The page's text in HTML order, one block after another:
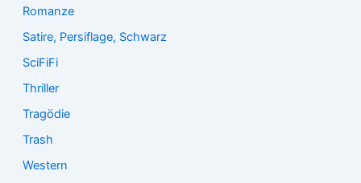
Romanze
Satire, Persiflage, Schwarz
SciFiFi
Thriller
Tragödie
Trash
Western